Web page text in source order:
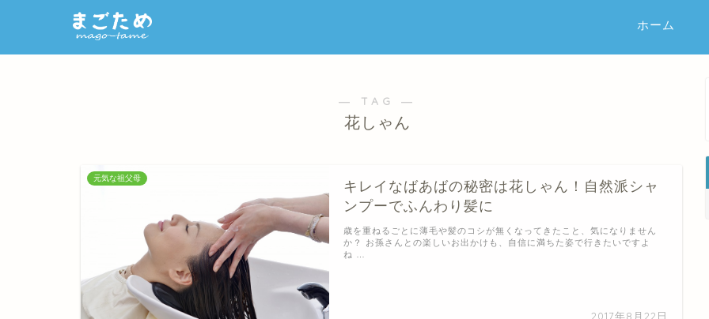
ホーム
― TAG ―
花しゃん
元気な祖父母
キレイなばあばの秘密は花しゃん！自然派シャ
ンプーでふんわり髪に
2017年8月22日
歳を重ねるごとに薄毛や髪のコシが無くなってきたこと、気になりません
か？ お孫さんとの楽しいお出かけも、自信に満ちた姿で行きたいですよ
ね …